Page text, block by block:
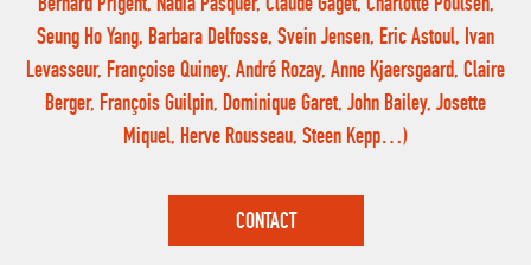
Bernard Prigent, Nadia Pasquer, Claude Gaget, Charlotte Poulsen,
Seung Ho Yang, Barbara Delfosse, Svein Jensen, Eric Astoul, Ivan
Levasseur, Françoise Quiney, André Rozay, Anne Kjaersgaard, Claire
Berger, François Guilpin, Dominique Garet, John Bailey, Josette
Miquel, Herve Rousseau, Steen Kepp…)
CONTACT